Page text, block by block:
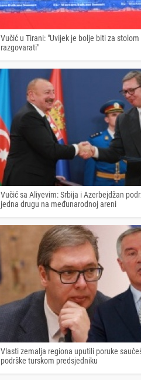
Vučić u Tirani: "Uvijek je bolje biti za stolom
razgovarati"
Vučić sa Aliyevim: Srbija i Azerbejdžan
jedna drugu na međunarodnoj areni
Vlasti zemalja regiona uputili poruke
podrške turskom predsjedniku